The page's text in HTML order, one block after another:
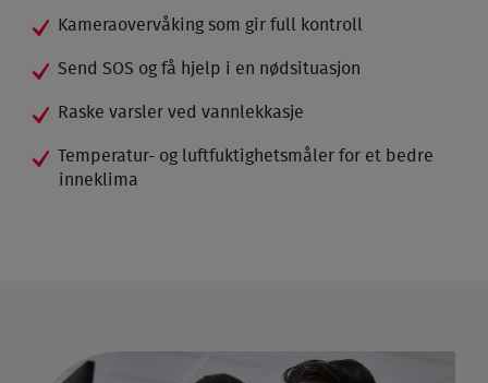
Kameraovervåking som gir full kontroll
Send SOS og få hjelp i en nødsituasjon
Raske varsler ved vannlekkasje
Temperatur- og luftfuktighetsmåler for et bedre
inneklima